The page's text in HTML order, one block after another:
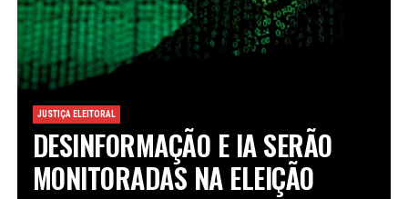
JUSTIÇA ELEITORAL
DESINFORMAÇÃO E IA SERÃO
MONITORADAS NA ELEIÇÃO